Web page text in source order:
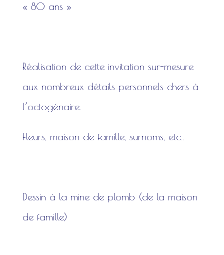
« 80 ans »
Réalisation de cette invitation sur-mesure
aux nombreux détails personnels chers à
l’octogénaire.
Fleurs, maison de famille, surnoms, etc..
Dessin à la mine de plomb (de la maison
de famille)